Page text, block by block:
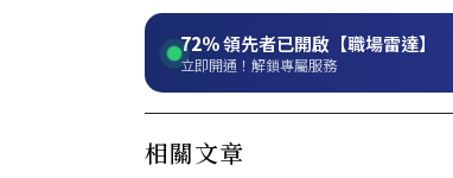
72%領先者已開啟【職場雷達】
立即開通！解鎖專屬服務
相關文章